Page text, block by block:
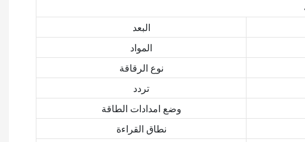
البعد
المواد
نوع الرقاقة
تردد
وضع امدادات الطاقة
نطاق القراءة